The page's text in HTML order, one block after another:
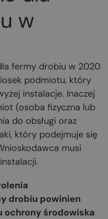
w
fermy drobiu w 2020
podmiotu, który
instalacje. Inaczej
(osoba fizyczna lub
do obsługi oraz
który podejmuje się
musi
drobiu powinien
ochrony środowiska